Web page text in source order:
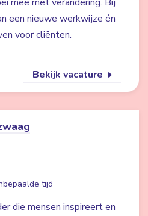
een nieuwe werkwijze én
voor cliënten.
Bekijk vacature
tijd
die mensen inspireert en